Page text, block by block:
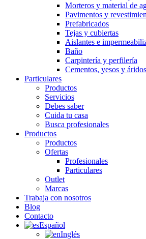
Morteros y material de
Pavimentos y
Prefabricados
Tejas y cubiertas
Aislantes e
Baño
Carpintería y perfilería
Cementos, yesos y áridos
Particulares
Productos
Servicios
Debes saber
Cuida tu casa
Busca profesionales
Productos
Productos
Ofertas
Profesionales
Particulares
Outlet
Marcas
Trabaja con nosotros
Blog
Contacto
Español
Inglés